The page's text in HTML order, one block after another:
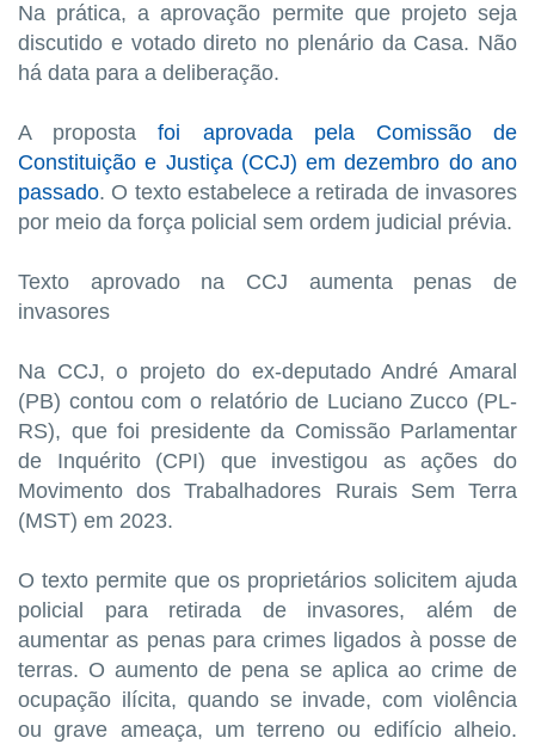
Na prática, a aprovação permite que projeto seja
discutido e votado direto no plenário da Casa. Não
há data para a deliberação.
A propostafoi aprovada pela Comissão de
Constituição e Justiça (CCJ) em dezembro do ano
passado. O texto estabelece a retirada de invasores
por meio da força policial sem ordem judicial prévia.
Texto aprovado na CCJ aumenta penas de
invasores
Na CCJ, o projeto do ex-deputado André Amaral
(PB) contou com o relatório de Luciano Zucco (PL-
RS), que foi presidente da Comissão Parlamentar
de Inquérito (CPI) que investigou as ações do
Movimento dos Trabalhadores Rurais Sem Terra
(MST) em 2023.
O texto permite que os proprietários solicitem ajuda
policial para retirada de invasores, além de
aumentar as penas para crimes ligados à posse de
terras. O aumento de pena se aplica ao crime de
ocupação ilícita, quando se invade, com violência
ou grave ameaça, um terreno ou edifício alheio.